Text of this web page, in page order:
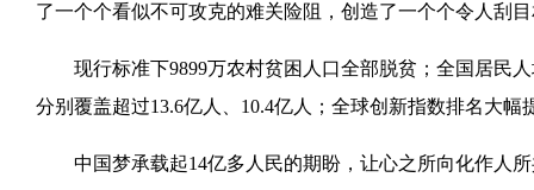
了一个个看似不可攻克的难关险阻，创造了一个个令人刮
现行标准下9899万农村贫困人口全部脱贫；全国居民人
分别覆盖超过13.6亿人、10.4亿人；全球创新指数排名大
中国梦承载起14亿多人民的期盼，让心之所向化作人所